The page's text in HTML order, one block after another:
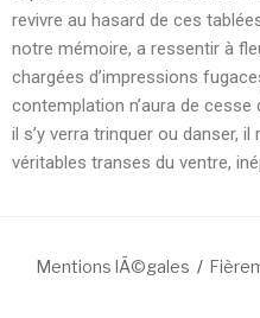
revivre au hasard de ces
notre mémoire, a ressentir à
chargées d’impressions
contemplation n’aura de cesse
il s’y verra trinquer ou danser,
véritables transes du ventre,
Mentions lÃ©gales